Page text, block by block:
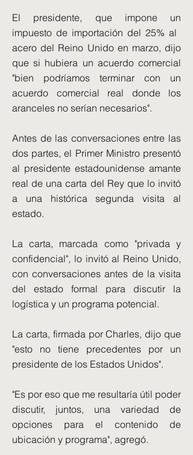
El presidente, que impone un
impuesto de importación del 25% al ​​
acero del Reino Unido en marzo, dijo
que si hubiera un acuerdo comercial
"bien podríamos terminar con un
acuerdo comercial real donde los
aranceles no serían necesarios".
Antes de las conversaciones entre las
dos partes, el Primer Ministro presentó
al presidente estadounidense amante
real de una carta del Rey que lo invitó
a una histórica segunda visita al
estado.
La carta, marcada como "privada y
confidencial", lo invitó al Reino Unido,
con conversaciones antes de la visita
del estado formal para discutir la
logística y un programa potencial.
La carta, firmada por Charles, dijo que
"esto no tiene precedentes por un
presidente de los Estados Unidos".
"Es por eso que me resultaría útil poder
discutir, juntos, una variedad de
opciones para el contenido de
ubicación y programa", agregó.